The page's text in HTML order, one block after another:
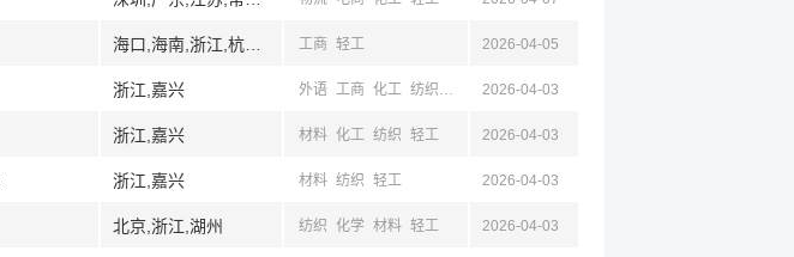
工商 轻工 2026-04-05
浙江,嘉兴 外语 工商 化工 纺织 轻工 经贸
2026-04-03
浙江,嘉兴 材料 化工 纺织 轻工 2026-04-03
浙江,嘉兴 材料 纺织 轻工 2026-04-03
北京,浙江,湖州 纺织 化学 材料 轻工 2026-04-03